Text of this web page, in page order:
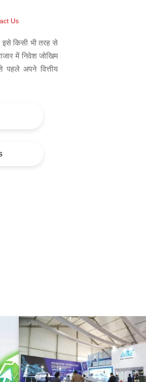
Us
इसे किसी भी तरह से
में निवेश जोखिम
पहले अपने वित्तीय